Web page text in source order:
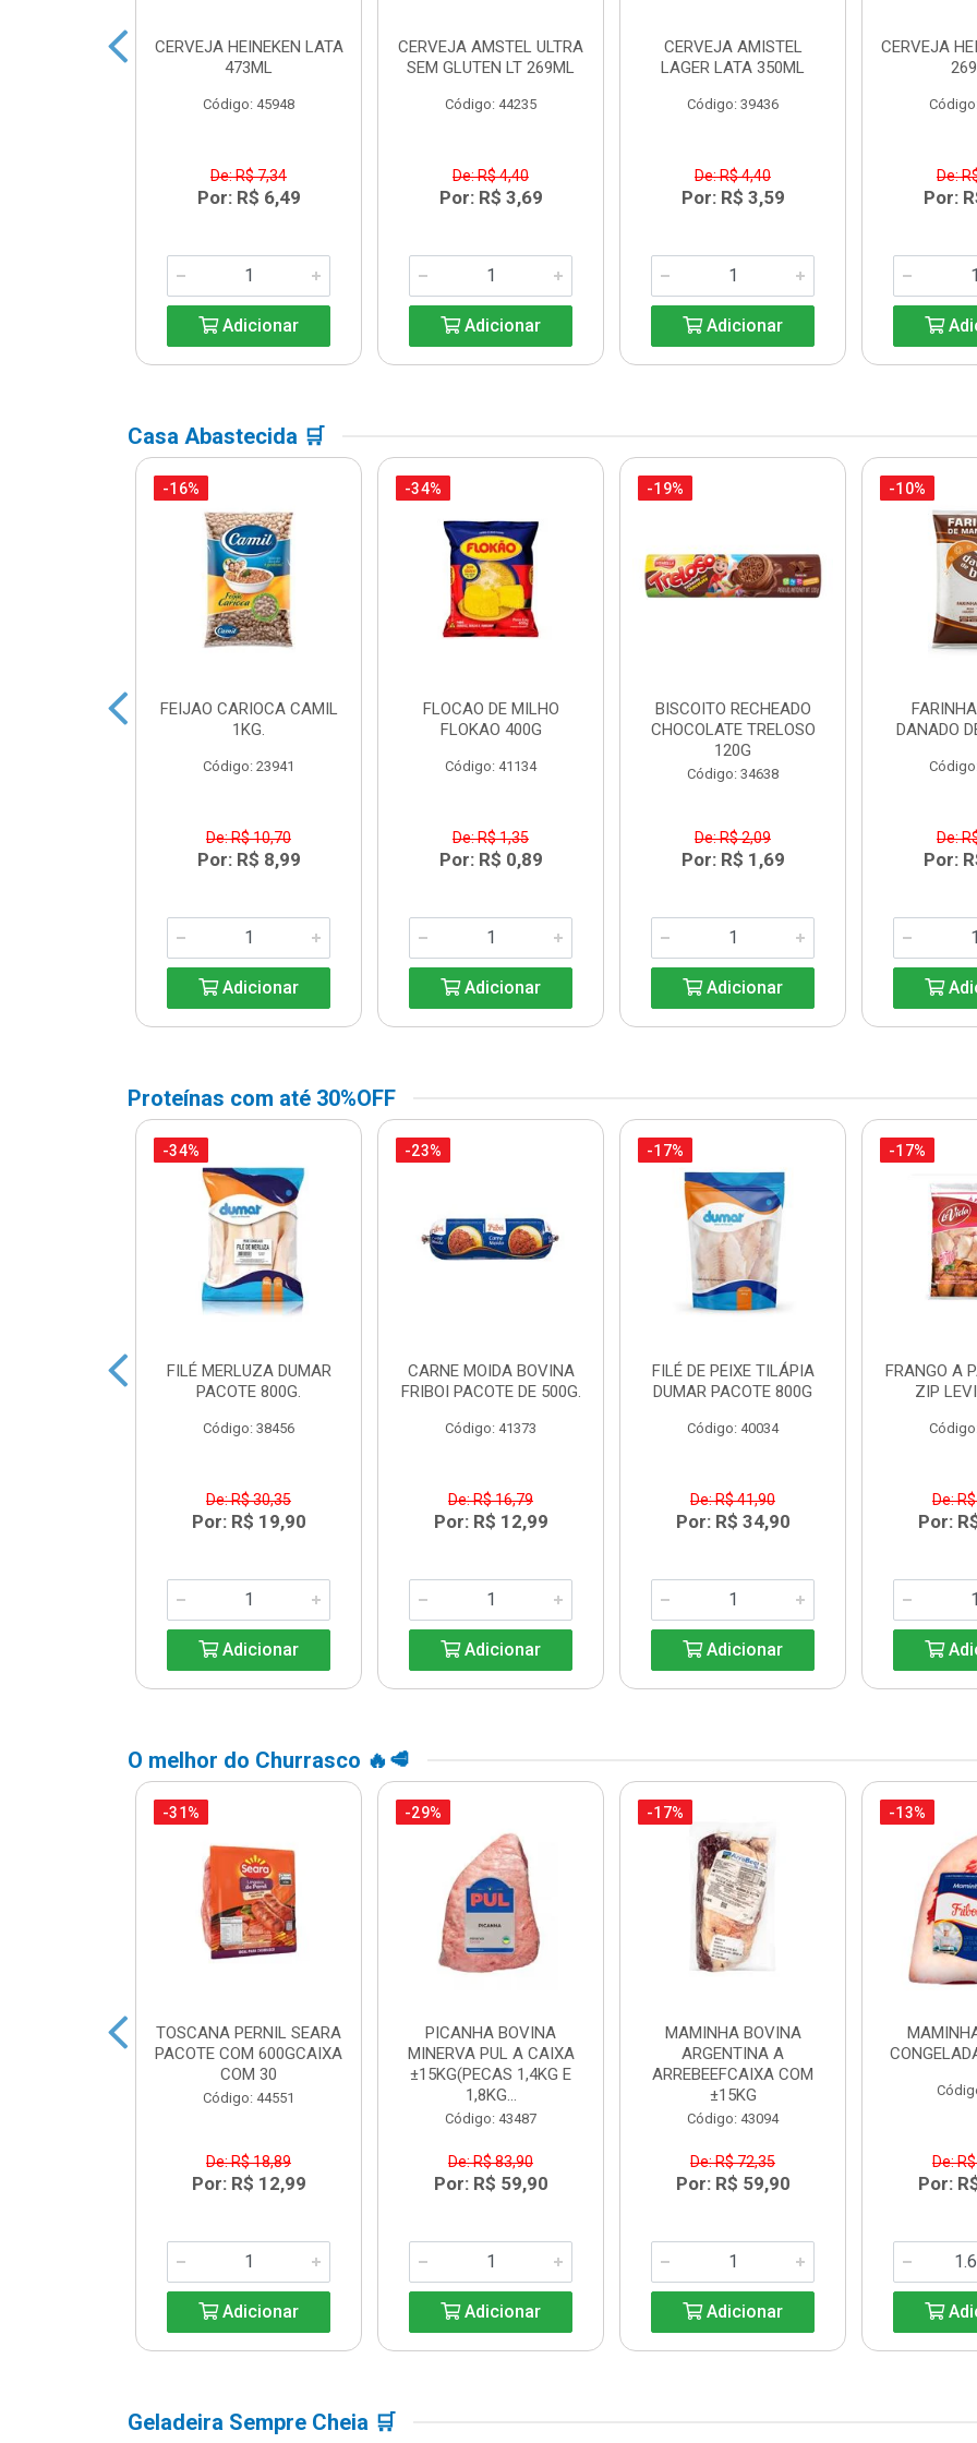
CERVEJA HEINEKEN LATA
473ML
Código: 45948
De: R$ 7,34
Por: R$ 6,49
Adicionar
CERVEJA AMSTEL ULTRA
SEM GLUTEN LT 269ML
Código: 44235
De: R$ 4,40
Por: R$ 3,69
Adicionar
CERVEJA AMISTEL
LAGER LATA 350ML
Código: 39436
De: R$ 4,40
Por: R$ 3,59
Adicionar
CERVEJA
De:
Por:
Casa Abastecida 🛒
-16%
FEIJAO CARIOCA CAMIL
1KG.
Código: 23941
De: R$ 10,70
Por: R$ 8,99
Adicionar
-34%
FLOCAO DE MILHO
FLOKAO 400G
Código: 41134
De: R$ 1,35
Por: R$ 0,89
Adicionar
-19%
BISCOITO RECHEADO
CHOCOLATE TRELOSO
120G
Código: 34638
De: R$ 2,09
Por: R$ 1,69
Adicionar
-10%
DANADO
De:
Por:
Proteínas com até 30%OFF
-34%
FILÉ MERLUZA DUMAR
PACOTE 800G.
Código: 38456
De: R$ 30,35
Por: R$ 19,90
Adicionar
-23%
CARNE MOIDA BOVINA
FRIBOI PACOTE DE 500G.
Código: 41373
De: R$ 16,79
Por: R$ 12,99
Adicionar
-17%
FILÉ DE PEIXE TILÁPIA
DUMAR PACOTE 800G
Código: 40034
De: R$ 41,90
Por: R$ 34,90
Adicionar
-17%
FRANGO A
ZIP
De:
Por:
O melhor do Churrasco 🔥🥩
-31%
TOSCANA PERNIL SEARA
PACOTE COM 600GCAIXA
COM 30
Código: 44551
De: R$ 18,89
Por: R$ 12,99
Adicionar
-29%
PICANHA BOVINA
MINERVA PUL A CAIXA
±15KG(PECAS 1,4KG E
1,8KG...
Código: 43487
De: R$ 83,90
Por: R$ 59,90
Adicionar
-17%
MAMINHA BOVINA
ARGENTINA A
ARREBEEFCAIXA COM
±15KG
Código: 43094
De: R$ 72,35
Por: R$ 59,90
Adicionar
-13%
De:
Por:
Geladeira Sempre Cheia 🛒